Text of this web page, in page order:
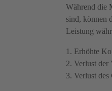
Während die
sind, können
Leistung
1. Erhöhte
2. Verlust der
3. Verlust des